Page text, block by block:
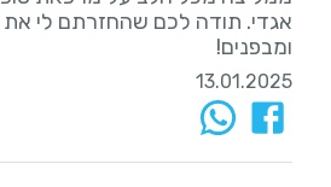
אגדי. תודה לכם שהחזרתם לי את
ומבפנים!
13.01.2025